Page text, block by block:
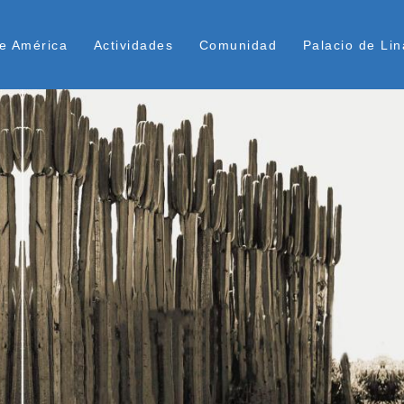
Superior
América Actividades Comunidad Palacio de